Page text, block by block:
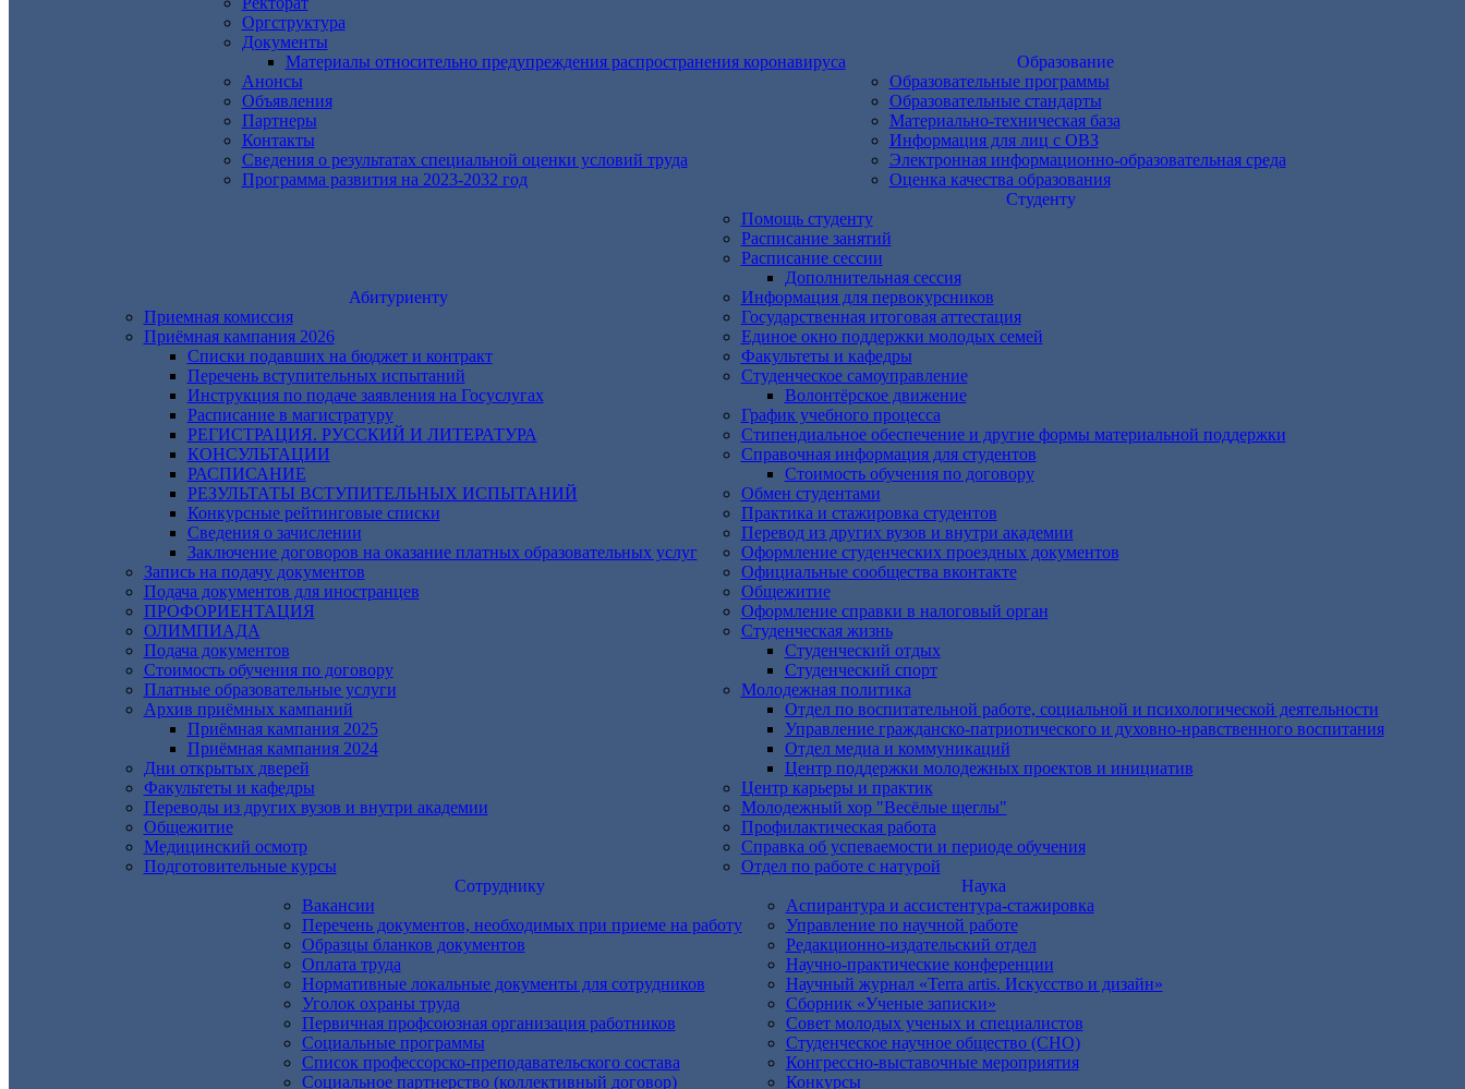
Оргструктура
Документы
Материалы относительно предупреждения распространения коронавируса
Анонсы
Объявления
Партнеры
Контакты
Сведения о результатах специальной оценки условий труда
Программа развития на 2023-2032 год
Образование
Образовательные программы
Образовательные стандарты
Материально-техническая база
Информация для лиц с ОВЗ
Электронная информационно-образовательная среда
Оценка качества образования
Абитуриенту
Приемная комиссия
Приёмная кампания 2026
Списки подавших на бюджет и контракт
Перечень вступительных испытаний
Инструкция по подаче заявления на Госуслугах
Расписание в магистратуру
РЕГИСТРАЦИЯ. РУССКИЙ И ЛИТЕРАТУРА
КОНСУЛЬТАЦИИ
РАСПИСАНИЕ
РЕЗУЛЬТАТЫ ВСТУПИТЕЛЬНЫХ ИСПЫТАНИЙ
Конкурсные рейтинговые списки
Сведения о зачислении
Заключение договоров на оказание платных образовательных услуг
Запись на подачу документов
Подача документов для иностранцев
ПРОФОРИЕНТАЦИЯ
ОЛИМПИАДА
Подача документов
Стоимость обучения по договору
Платные образовательные услуги
Архив приёмных кампаний
Приёмная кампания 2025
Приёмная кампания 2024
Дни открытых дверей
Факультеты и кафедры
Переводы из других вузов и внутри академии
Общежитие
Медицинский осмотр
Подготовительные курсы
Студенту
Помощь студенту
Расписание занятий
Расписание сессии
Дополнительная сессия
Информация для первокурсников
Государственная итоговая аттестация
Единое окно поддержки молодых семей
Факультеты и кафедры
Студенческое самоуправление
Волонтёрское движение
График учебного процесса
Стипендиальное обеспечение и другие формы материальной поддержки
Справочная информация для студентов
Cтоимость обучения по договору
Обмен студентами
Практика и стажировка студентов
Перевод из других вузов и внутри академии
Оформление студенческих проездных документов
Официальные сообщества вконтакте
Общежитие
Оформление справки в налоговый орган
Студенческая жизнь
Студенческий отдых
Студенческий спорт
Молодежная политика
Отдел по воспитательной работе, социальной и психологической деятельности
Управление гражданско-патриотического и духовно-нравственного воспитания
Отдел медиа и коммуникаций
Центр поддержки молодежных проектов и инициатив
Центр карьеры и практик
Молодежный хор "Весёлые щеглы"
Профилактическая работа
Справка об успеваемости и периоде обучения
Отдел по работе с натурой
Сотруднику
Вакансии
Перечень документов, необходимых при приеме на работу
Образцы бланков документов
Оплата труда
Нормативные локальные документы для сотрудников
Уголок охраны труда
Первичная профсоюзная организация работников
Социальные программы
Список профессорско-преподавательского состава
Социальное партнерство (коллективный договор)
Наука
Аспирантура и ассистентура-стажировка
Управление по научной работе
Редакционно-издательский отдел
Научно-практические конференции
Научный журнал «Terra artis. Искусство и дизайн»
Сборник «Ученые записки»
Совет молодых ученых и специалистов
Студенческое научное общество (СНО)
Конгрессно-выставочные мероприятия
Конкурсы